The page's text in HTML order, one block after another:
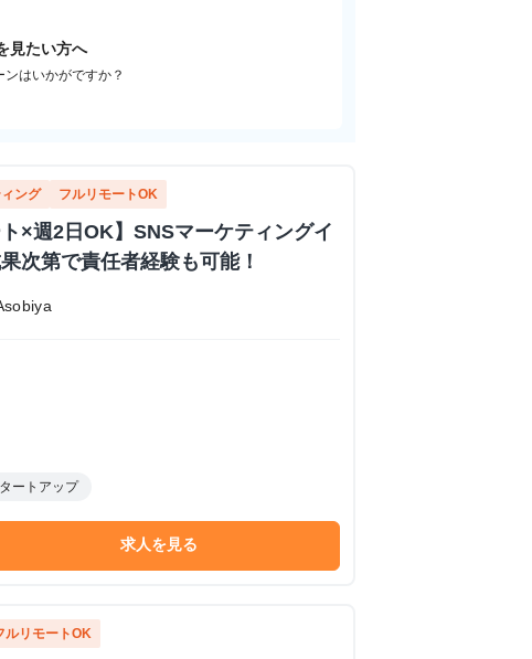
見たい方へ
はいかがですか？
ング フルリモートOK
ト×週2日OK】SNSマーケティングイ
次第で責任者経験も可能！
ートアップ
求人を見る
ルリモートOK